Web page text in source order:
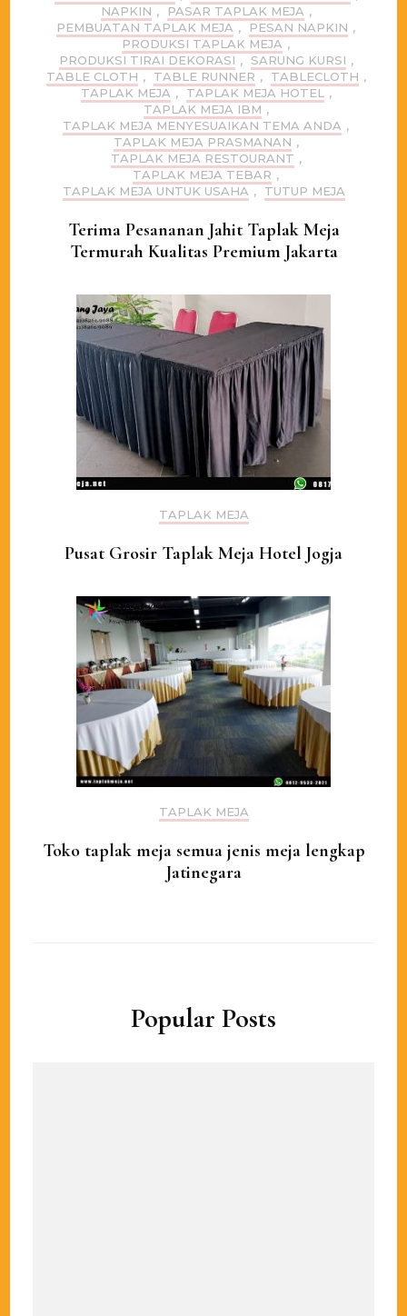
NAPKIN , PASAR TAPLAK MEJA ,
PEMBUATAN TAPLAK MEJA , PESAN NAPKIN ,
PRODUKSI TAPLAK MEJA ,
PRODUKSI TIRAI DEKORASI , SARUNG KURSI ,
TABLE CLOTH , TABLE RUNNER , TABLECLOTH ,
TAPLAK MEJA , TAPLAK MEJA HOTEL
,
TAPLAK MEJA IBM ,
TAPLAK MEJA MENYESUAIKAN TEMA ANDA ,
TAPLAK MEJA PRASMANAN ,
TAPLAK MEJA RESTOURANT ,
TAPLAK MEJA TEBAR ,
TAPLAK MEJA UNTUK USAHA , TUTUP MEJA
Terima Pesananan Jahit Taplak Meja
Termurah Kualitas Premium Jakarta
TAPLAK MEJA
Pusat Grosir Taplak Meja Hotel Jogja
TAPLAK MEJA
Toko taplak meja semua jenis meja lengkap
Jatinegara
Popular Posts